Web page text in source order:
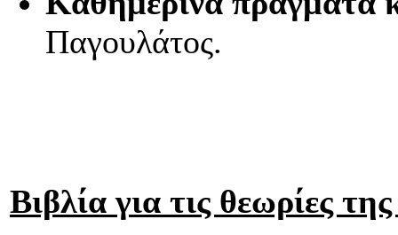
Παγουλάτος.
Βιβλία για τις θεωρίες